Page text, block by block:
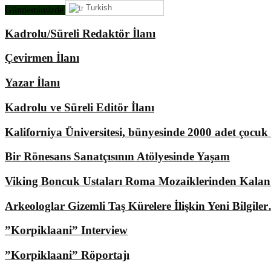
Gündemimizde Ne Var?
Kadrolu/Süreli Redaktör İlanı
Çevirmen İlanı
Yazar İlanı
Kadrolu ve Süreli Editör İlanı
Kaliforniya Üniversitesi, bünyesinde 2000 adet
Bir Rönesans Sanatçısının Atölyesinde Yaşam
Viking Boncuk Ustaları Roma Mozaiklerinden
Arkeologlar Gizemli Taş Kürelere İlişkin Yeni
”Korpiklaani” Interview
”Korpiklaani” Röportajı
Turkish